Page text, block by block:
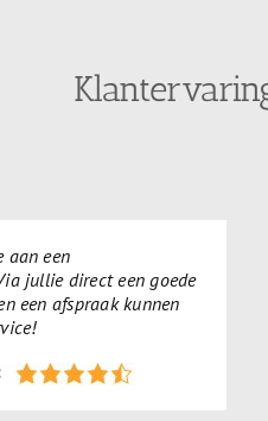
aan een
jullie direct een goede
een afspraak kunnen